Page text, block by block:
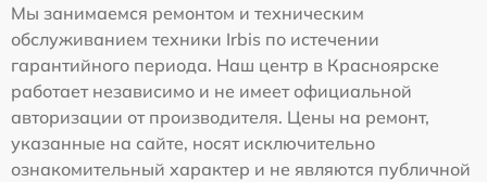
Мы занимаемся ремонтом и техническим
обслуживанием техники Irbis по истечении
гарантийного периода. Наш центр в Красноярске
работает независимо и не имеет официальной
авторизации от производителя. Цены на ремонт,
указанные на сайте, носят исключительно
ознакомительный характер и не являются публичной